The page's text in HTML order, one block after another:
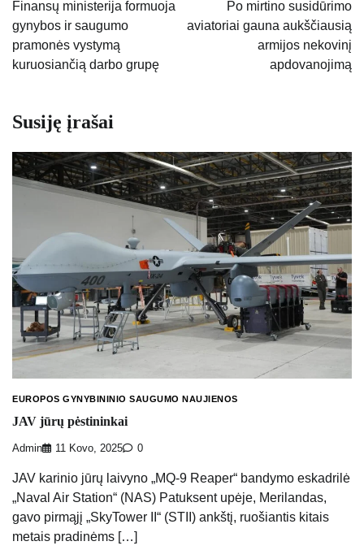
įrašų
Finansų ministerija formuoja
gynybos ir saugumo
pramonės vystymą
kuruosiančią darbo grupę
Po mirtino susidūrimo
aviatoriai gauna aukščiausią
armijos nekovinį
apdovanojimą
Susiję įrašai
EUROPOS GYNYBININIO SAUGUMO NAUJIENOS
JAV jūrų pėstininkai
Admin 11 Kovo, 2025 0
JAV karinio jūrų laivyno „MQ-9 Reaper“ bandymo eskadrilė
„Naval Air Station“ (NAS) Patuksent upėje, Merilandas,
gavo pirmąjį „SkyTower II“ (STII) ankštį, ruošiantis kitais
metais pradinėms […]